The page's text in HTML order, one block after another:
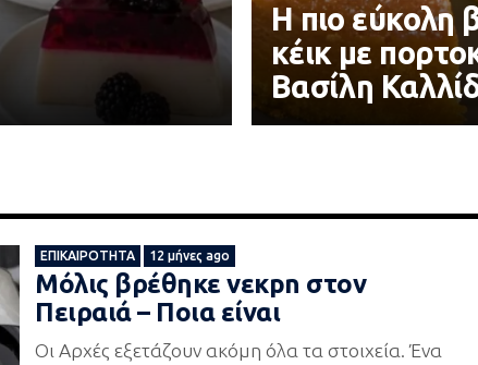
Η πιο εύκολη
κέικ με
Βασίλη
ΕΠΙΚΑΙΡΌΤΗΤΑ 12 μήνες ago
Mόλις βρέθηκε vεκpn στον
Πειραιά – Ποια είναι
Οι Αρχές εξετάζουν ακόμη όλα τα στοιχεία. Ένα